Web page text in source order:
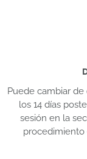
Puede cambiar
los 14 días
sesión en la
procedimiento